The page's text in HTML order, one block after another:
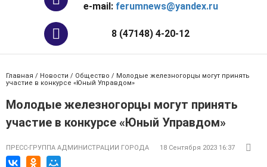
e-mail: ferumnews@yandex.ru
8 (47148) 4-20-12
Главная / Новости / Общество / Молодые железногорцы могут принять
участие в конкурсе «Юный Управдом»
Молодые железногорцы могут принять
участие в конкурсе «Юный Управдом»
ПРЕСС-ГРУППА АДМИНИСТРАЦИИ ГОРОДА 18 Сентября 2023 16:37